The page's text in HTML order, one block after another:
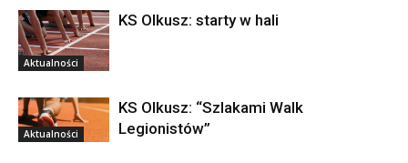
Aktualności
KS Olkusz: starty w hali
Aktualności
KS Olkusz: “Szlakami Walk
Legionistów”